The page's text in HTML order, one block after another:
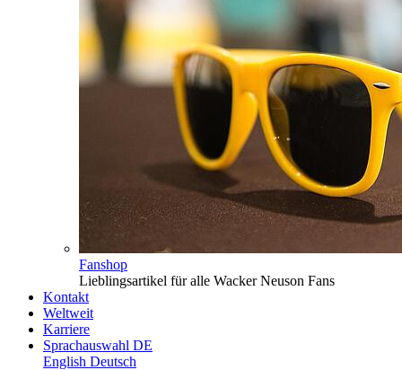
Fanshop
Lieblingsartikel für alle Wacker Neuson Fans
Kontakt
Weltweit
Karriere
Sprachauswahl DE
English Deutsch